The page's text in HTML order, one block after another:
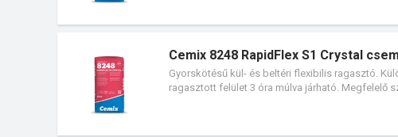
Cemix 8248 RapidFlex S1 Crystal
Gyorskötésű kül- és beltéri flexibilis ragasztó.
ragasztott felület 3 óra múlva járható. Megfelelő
ragasztására használható, kül- és beltérben.
felületeken (pl. erkélyeken, teraszokon)